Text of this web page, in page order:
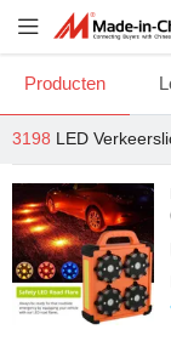
Producten
3198 LED